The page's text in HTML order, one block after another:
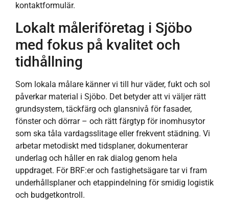
kontaktformulär.
Lokalt måleriföretag i Sjöbo
med fokus på kvalitet och
tidhållning
Som lokala målare känner vi till hur väder, fukt och sol
påverkar material i Sjöbo. Det betyder att vi väljer rätt
grundsystem, täckfärg och glansnivå för fasader,
fönster och dörrar – och rätt färgtyp för inomhusytor
som ska tåla vardagsslitage eller frekvent städning. Vi
arbetar metodiskt med tidsplaner, dokumenterar
underlag och håller en rak dialog genom hela
uppdraget. För BRF:er och fastighetsägare tar vi fram
underhållsplaner och etappindelning för smidig logistik
och budgetkontroll.